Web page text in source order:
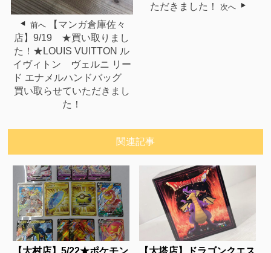
前へ
【マンガ倉庫佐々
店】9/19 ★買い取りまし
た！★LOUIS VUITTON ル
イヴィトン ヴェルニ リー
ド エナメルハンドバッグ
買い取らせていただきまし
た！
ただきました！
次へ
関連記事